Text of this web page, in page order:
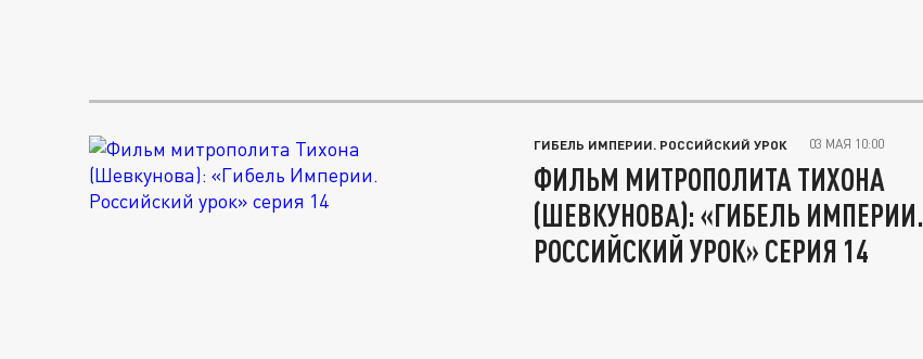
ГИБЕЛЬ ИМПЕРИИ. РОССИЙСКИЙ УРОК 03 МАЯ 10:00
ФИЛЬМ МИТРОПОЛИТА ТИХОНА
(ШЕВКУНОВА): «ГИБЕЛЬ ИМПЕРИИ.
РОССИЙСКИЙ УРОК» СЕРИЯ 14